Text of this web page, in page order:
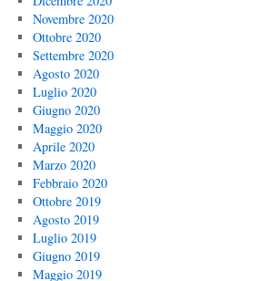
Novembre 2020
Ottobre 2020
Settembre 2020
Agosto 2020
Luglio 2020
Giugno 2020
Maggio 2020
Aprile 2020
Marzo 2020
Febbraio 2020
Ottobre 2019
Agosto 2019
Luglio 2019
Giugno 2019
Maggio 2019